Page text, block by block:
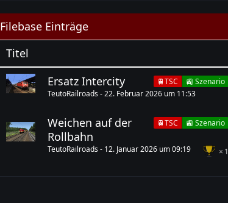
Filebase Einträge
Titel
🚆TSC 🚉 Szenario
Ersatz Intercity
TeutoRailroads-22. Februar 2026 um 11:53
🚆TSC 🚉 Szenario
Weichen auf der
Rollbahn
1
TeutoRailroads- 12. Januar 2026 um 09:19